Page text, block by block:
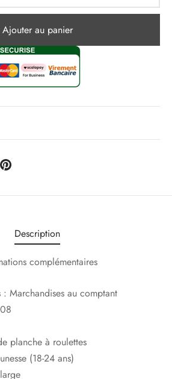
Ajouter au panier
Description
complémentaires
: Marchandises au comptant
planche à roulettes
(18-24 ans)